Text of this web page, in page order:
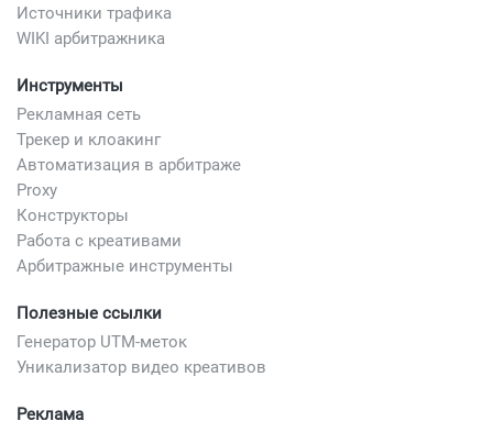
Источники трафика
WIKI арбитражника
Инструменты
Рекламная сеть
Трекер и клоакинг
Автоматизация в арбитраже
Proxy
Конструкторы
Работа с креативами
Арбитражные инструменты
Полезные ссылки
Генератор UTM-меток
Уникализатор видео креативов
Реклама